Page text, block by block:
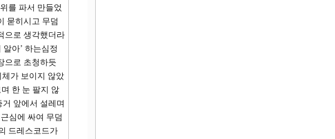
를 파서 만들었
묻히시고 무덤
으로 생각했더라
아’ 하는심정
으로 초청하듯
가 보이지 않았
한 눈 팔지 않
앞에서 설레며
심에 싸여 무덤
드레스코드가